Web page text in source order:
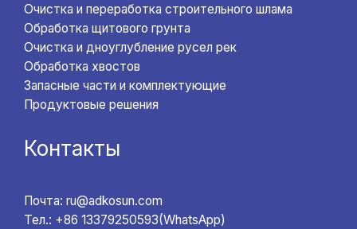
Очистка и переработка строительного шлама
Обработка щитового грунта
Очистка и дноуглубление русел рек
Обработка хвостов
Запасные части и комплектующие
Продуктовые решения
Контакты
Почта: ru@adkosun.com
Тел.: +86 13379250593(WhatsApp)